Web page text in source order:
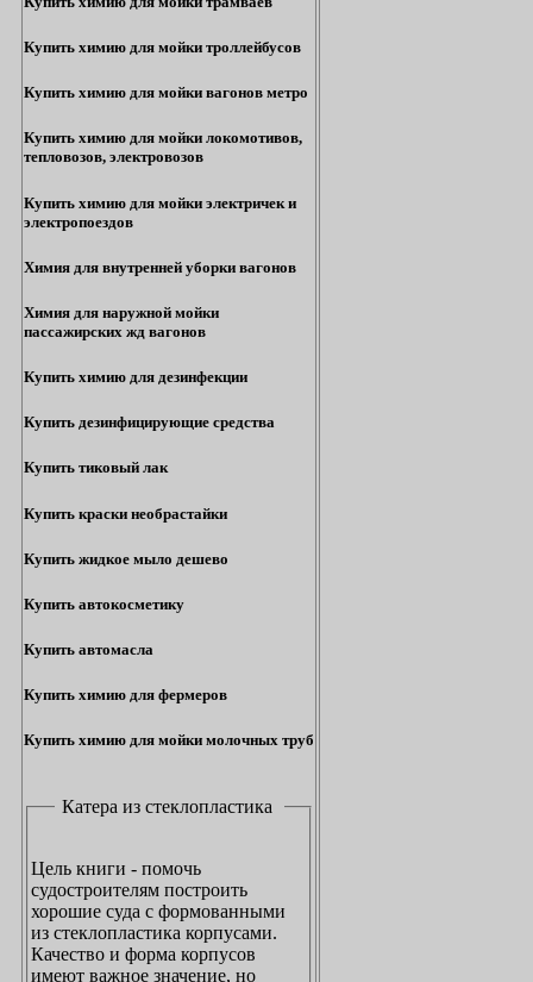
Купить химию для мойки троллейбусов
Купить химию для мойки вагонов метро
Купить химию для мойки локомотивов,
тепловозов, электровозов
Купить химию для мойки электричек и
электропоездов
Химия для внутренней уборки вагонов
Химия для наружной мойки
пассажирских жд вагонов
Купить химию для дезинфекции
Купить дезинфицирующие средства
Купить тиковый лак
Купить краски необрастайки
Купить жидкое мыло дешево
Купить автокосметику
Купить автомасла
Купить химию для фермеров
Купить химию для мойки молочных труб
Катера из стеклопластика
Цель книги - помочь
судостроителям построить
хорошие суда с формованными
из стеклопластика корпусами.
Качество и форма корпусов
имеют важное значение, но